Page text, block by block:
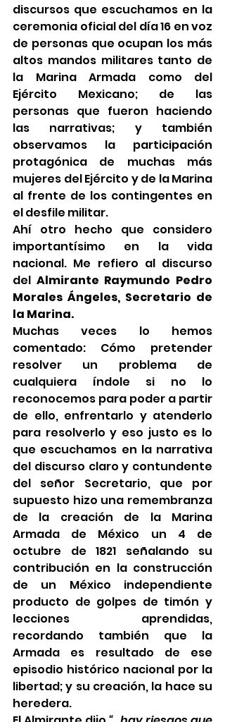
discursos que escuchamos en la
ceremonia oficial del día 16 en voz
de personas que ocupan los más
altos mandos militares tanto de
la Marina Armada como del
Ejército Mexicano; de las
personas que fueron haciendo
las narrativas; y también
observamos la participación
protagónica de muchas más
mujeres del Ejército y de la Marina
al frente de los contingentes en
el desfile militar.
Ahí otro hecho que considero
importantísimo en la vida
nacional. Me refiero al discurso
del Almirante Raymundo Pedro
Morales Ángeles, Secretario de
la Marina.
Muchas veces lo hemos
comentado: Cómo pretender
resolver un problema de
cualquiera índole si no lo
reconocemos para poder a partir
de ello, enfrentarlo y atenderlo
para resolverlo y eso justo es lo
que escuchamos en la narrativa
del discurso claro y contundente
del señor Secretario, que por
supuesto hizo una remembranza
de la creación de la Marina
Armada de México un 4 de
octubre de 1821 señalando su
contribución en la construcción
de un México independiente
producto de golpes de timón y
lecciones aprendidas,
recordando también que la
Armada es resultado de ese
episodio histórico nacional por la
libertad; y su creación, la hace su
heredera.